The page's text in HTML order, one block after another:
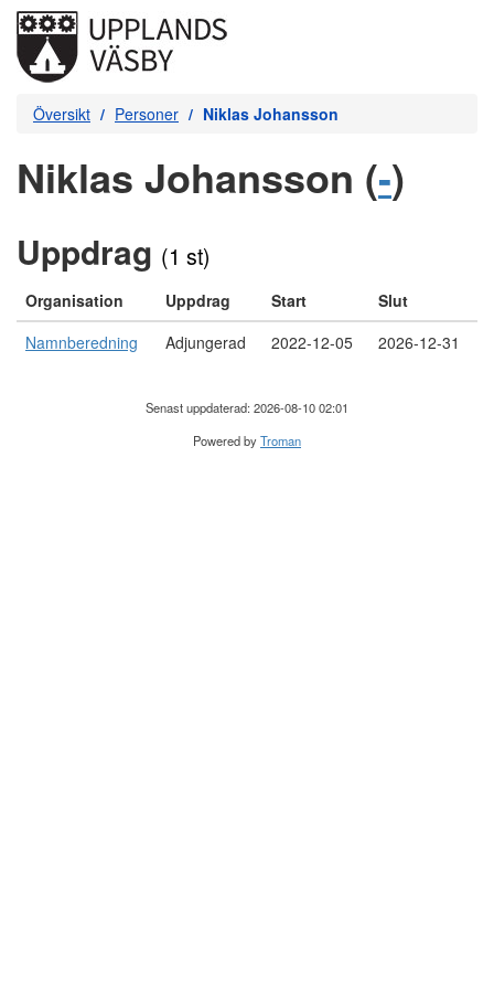
Översikt Personer Niklas Johansson
Niklas Johansson (-)
Uppdrag (1 st)
Organisation Uppdrag Start
Slut
Namnberedning
Adjungerad 2022-12-05 2026-12-31
Senast uppdaterad: 2026-08-10 02:01
Powered byTroman